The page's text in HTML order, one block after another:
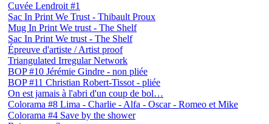
Cuvée Lendroit #1
Sac In Print We Trust - Thibault Proux
Mug In Print We trust - The Shelf
Sac In Print We trust - The Shelf
Épreuve d'artiste / Artist proof
Triangulated Irregular Network
BOP #10 Jérémie Gindre - non pliée
BOP #11 Christian Robert-Tissot - pliée
On est jamais à l'abri d'un coup de bol…
Colorama #8 Lima - Charlie - Alfa - Oscar - Romeo et Mike
Colorama #4 Save by the shower